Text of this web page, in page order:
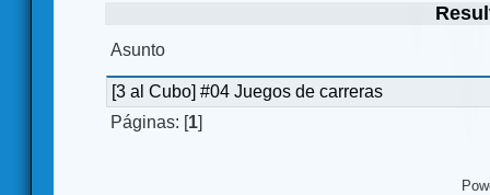
Asunto
[3 al Cubo] #04 Juegos de carreras
Páginas: [1]